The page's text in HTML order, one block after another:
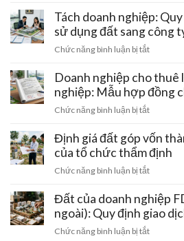
đãi
tiền
thuê
Thủ
tục
địa
chỉ
trên
sổ
đất
hợp
đồng
mua
bán
đất
doanh
nghiệp:
Tính
pháp
Tách doanh nghiệp:
sử dụng đất sang công
Chức năng bình luận bị tắtở
doanh
nghiệp:
trình
quyền
sử
sang
công
ty
mới
Doanh nghiệp cho
nghiệp: Mẫu hợp đồng
Chức năng bình luận bị tắtở
nghiệp
cho
thuê
lại
trong
khu
Định giá đất góp vốn
của tổ chức thẩm định
Chức năng bình luận bị tắtở
giá
đất
vốn
Đất của doanh nghiệp
ngoài): Quy định giao
Chức năng bình luận bị tắtở